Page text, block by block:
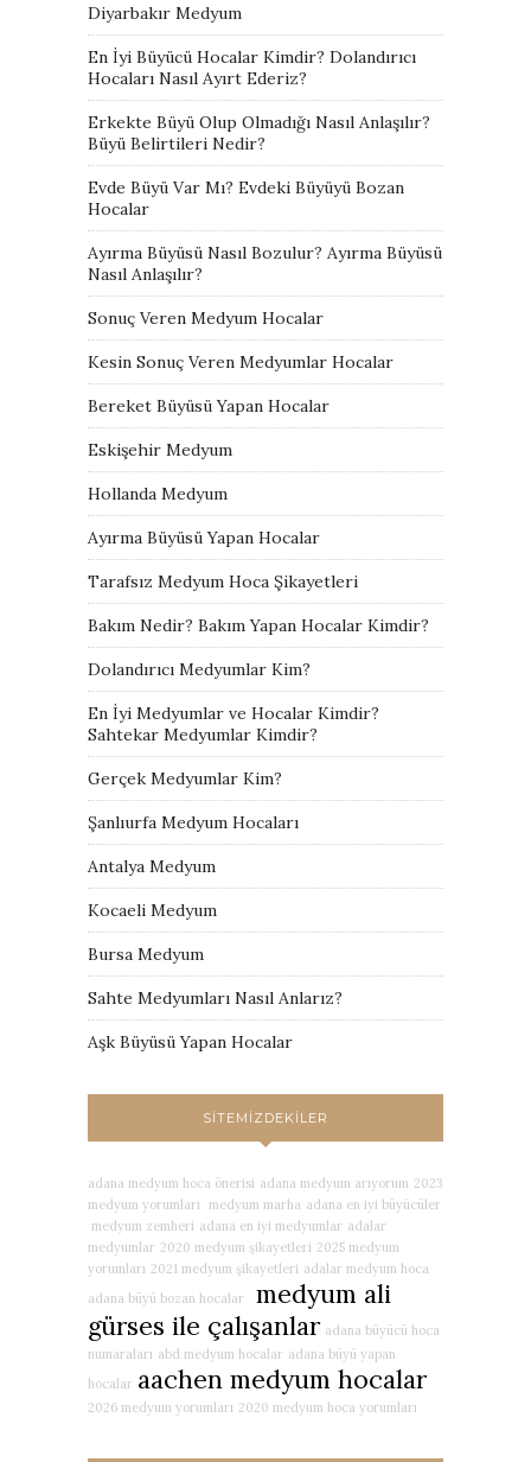
Diyarbakır Medyum
En İyi Büyücü Hocalar Kimdir? Dolandırıcı
Hocaları Nasıl Ayırt Ederiz?
Erkekte Büyü Olup Olmadığı Nasıl Anlaşılır?
Büyü Belirtileri Nedir?
Evde Büyü Var Mı? Evdeki Büyüyü Bozan
Hocalar
Ayırma Büyüsü Nasıl Bozulur? Ayırma Büyüsü
Nasıl Anlaşılır?
Sonuç Veren Medyum Hocalar
Kesin Sonuç Veren Medyumlar Hocalar
Bereket Büyüsü Yapan Hocalar
Eskişehir Medyum
Hollanda Medyum
Ayırma Büyüsü Yapan Hocalar
Tarafsız Medyum Hoca Şikayetleri
Bakım Nedir? Bakım Yapan Hocalar Kimdir?
Dolandırıcı Medyumlar Kim?
En İyi Medyumlar ve Hocalar Kimdir?
Sahtekar Medyumlar Kimdir?
Gerçek Medyumlar Kim?
Şanlıurfa Medyum Hocaları
Antalya Medyum
Kocaeli Medyum
Bursa Medyum
Sahte Medyumları Nasıl Anlarız?
Aşk Büyüsü Yapan Hocalar
SITEMIZDEKILER
adana medyum hoca önerisi adana medyum arıyorum 2023
medyum yorumları
medyum marha adana en iyi büyücüler
medyum zemheri adana en iyi medyumlar adalar
medyumlar 2020 medyum şikayetleri 2025 medyum
yorumları 2021 medyum şikayetleri adalar medyum hoca
adana büyü bozan hocalar
medyum ali
gürses ile çalışanlar adana büyücü hoca
numaraları abd medyum hocalar adana büyü yapan
hocalar aachen medyum hocalar
2026 medyum yorumları 2020 medyum hoca yorumları